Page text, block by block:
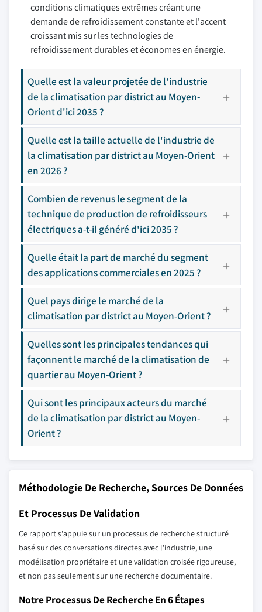
conditions climatiques extrêmes créant une
demande de refroidissement constante et l'accent
croissant mis sur les technologies de
refroidissement durables et économes en énergie.
Quelle est la valeur projetée de l'industrie
de la climatisation par district au Moyen-
Orient d'ici 2035 ?
Quelle est la taille actuelle de l'industrie de
la climatisation par district au Moyen-Orient
en 2026 ?
Combien de revenus le segment de la
technique de production de refroidisseurs
électriques a-t-il généré d'ici 2035 ?
Quelle était la part de marché du segment
des applications commerciales en 2025 ?
Quel pays dirige le marché de la
climatisation par district au Moyen-Orient ?
Quelles sont les principales tendances qui
façonnent le marché de la climatisation de
quartier au Moyen-Orient ?
Qui sont les principaux acteurs du marché
de la climatisation par district au Moyen-
Orient ?
Méthodologie De Recherche, Sources De Données
Et Processus De Validation
Ce rapport s'appuie sur un processus de recherche structuré
basé sur des conversations directes avec l'industrie, une
modélisation propriétaire et une validation croisée rigoureuse,
et non pas seulement sur une recherche documentaire.
Notre Processus De Recherche En 6 Étapes